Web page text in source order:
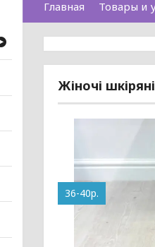
Главная Товары и
Жіночі
36-40р.